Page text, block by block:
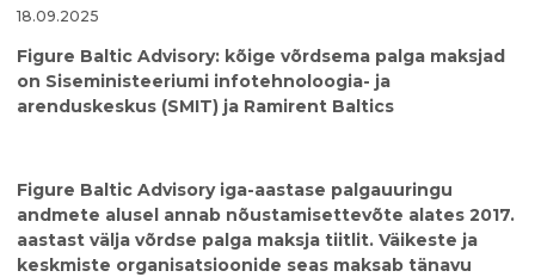
18.09.2025
Figure Baltic Advisory: kõige võrdsema palga maksjad
on Siseministeeriumi infotehnoloogia- ja
arenduskeskus (SMIT) ja Ramirent Baltics
Figure Baltic Advisory iga-aastase palgauuringu
andmete alusel annab nõustamisettevõte alates 2017.
aastast välja võrdse palga maksja tiitlit. Väikeste ja
keskmiste organisatsioonide seas maksab tänavu